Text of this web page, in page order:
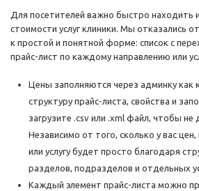
Для посетителей важно быстро
стоимости услуг клиники. Мы отказались
к простой и понятной форме: список с
прайс-лист по каждому направлению или
Цены заполняются через админку как
структуру прайс-листа, свойства и
загрузите .csv или .xml файл, чтобы не
Независимо от того, сколько у вас
или услугу будет просто благодаря
разделов, подразделов и отдельных
Каждый элемент прайс-листа можно